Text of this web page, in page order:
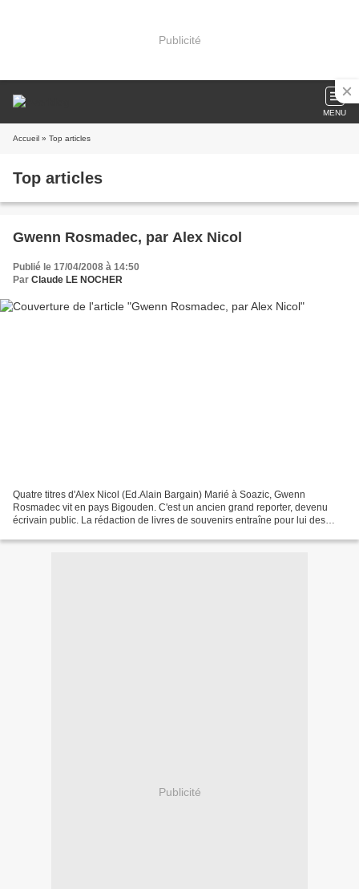
Publicité
MENU
Accueil » Top articles
Top articles
Gwenn Rosmadec, par Alex Nicol
Publié le 17/04/2008 à 14:50
Par Claude LE NOCHER
Quatre titres d'Alex Nicol (Ed.Alain Bargain) Marié à Soazic, Gwenn
Rosmadec vit en pays Bigouden. C'est un ancien grand reporter, devenu
écrivain public. La rédaction de livres de souvenirs entraîne pour lui des
Publicité